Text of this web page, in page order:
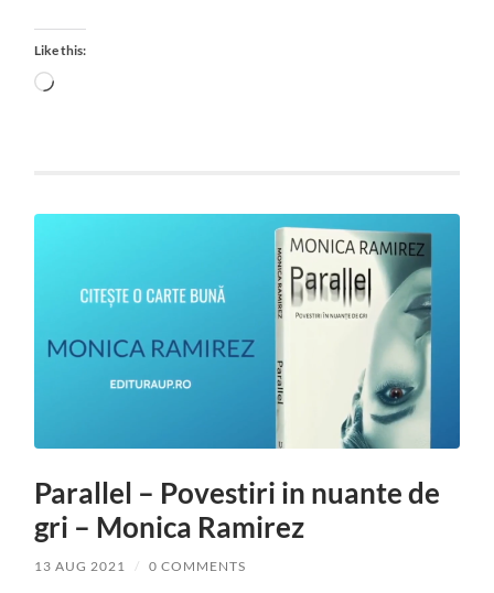
Like this:
Loading…
Parallel – Povestiri in nuante de
gri – Monica Ramirez
13 AUG 2021 / 0 COMMENTS